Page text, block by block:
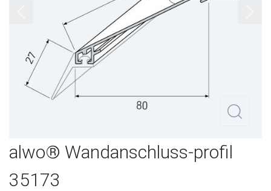
Zum
der
alwo® Wandanschluss-profil
35173